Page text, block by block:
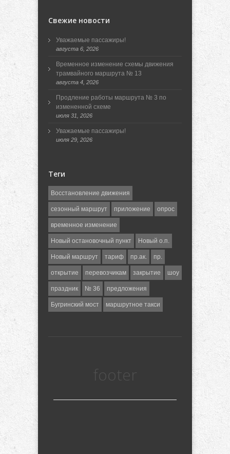
Свежие новости
Уважаемые пассажиры!
августа 6, 2026
Временное изменение схемы движения
трамвайного маршрута № 13
августа 4, 2026
Продление работы маршрута № 3 по
измененной схеме
июля 31, 2026
Уважаемые пассажиры!
июля 29, 2026
Теги
Восстановление движения
сезонный маршрут приложение опрос
временное изменение
Новый остановочный пункт Новый о.п.
Новый маршрут тариф пр.ак. пр.
открытие перевозчикам закрытие шоу
праздник № 36 предложения
Бугринский мост маршрутное такси
footer